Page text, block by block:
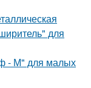
для
- М" для малых